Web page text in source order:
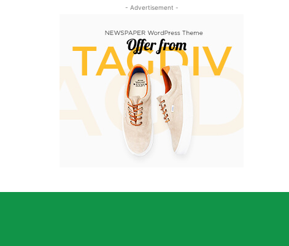
- Advertisement -